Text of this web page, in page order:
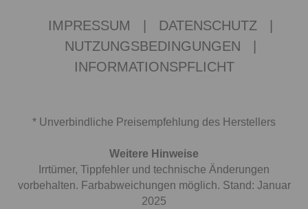
IMPRESSUM DATENSCHUTZ
NUTZUNGSBEDINGUNGEN
INFORMATIONSPFLICHT
* Unverbindliche Preisempfehlung des Herstellers
Weitere Hinweise
Irrtümer, Tippfehler und technische Änderungen
vorbehalten. Farbabweichungen möglich. Stand: Januar
2025